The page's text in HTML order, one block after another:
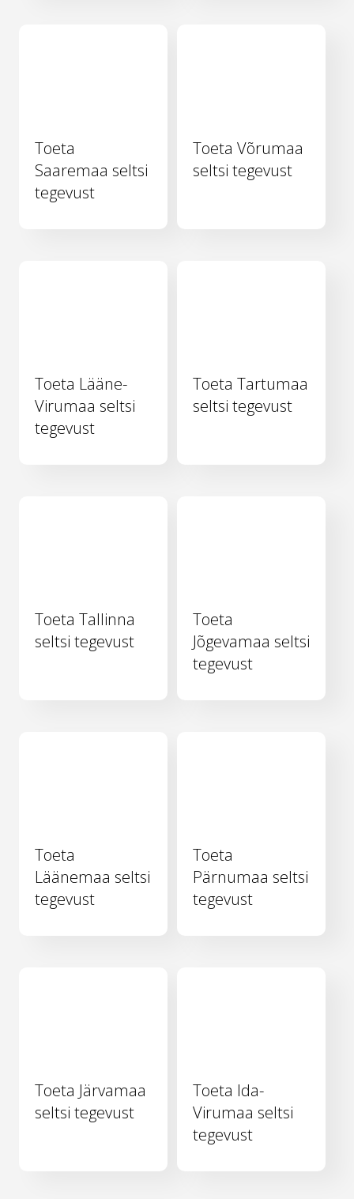
Toeta
Saaremaa seltsi
tegevust
Toeta Võrumaa
seltsi tegevust
Toeta Lääne-
Virumaa seltsi
tegevust
Toeta Tartumaa
seltsi tegevust
Toeta Tallinna
seltsi tegevust
Toeta
Jõgevamaa seltsi
tegevust
Toeta
Läänemaa seltsi
tegevust
Toeta
Pärnumaa seltsi
tegevust
Toeta Järvamaa
seltsi tegevust
Toeta Ida-
Virumaa seltsi
tegevust